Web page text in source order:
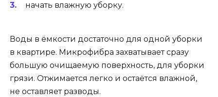
начать влажную уборку.
Воды в ёмкости достаточно для одной уборки
в квартире. Микрофибра захватывает сразу
большую очищаемую поверхность, для уборки
грязи. Отжимается легко и остаётся влажной,
не оставляет разводы.